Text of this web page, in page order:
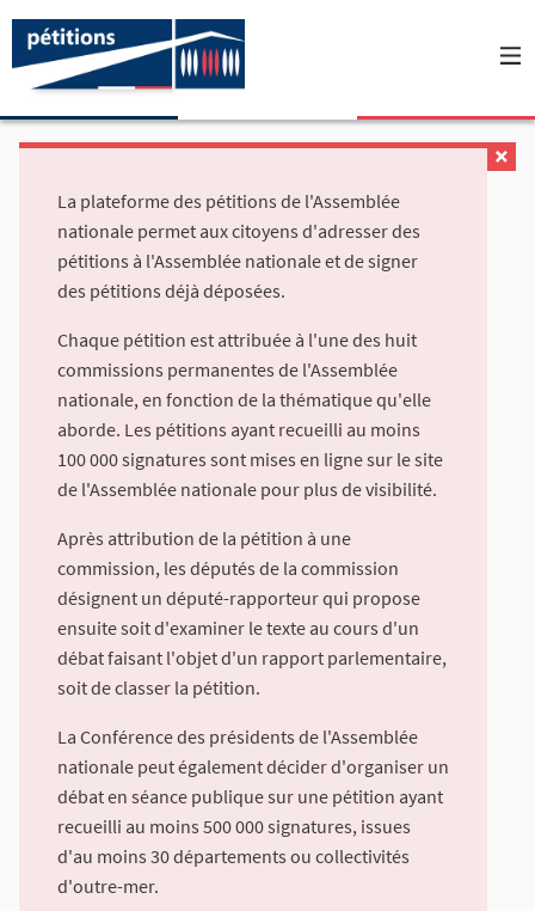
La plateforme des pétitions de l'Assemblée
nationale permet aux citoyens d'adresser des
pétitions à l'Assemblée nationale et de signer
des pétitions déjà déposées.
Chaque pétition est attribuée à l'une des huit
commissions permanentes de l'Assemblée
nationale, en fonction de la thématique qu'elle
aborde. Les pétitions ayant recueilli au moins
100 000 signatures sont mises en ligne sur le site
de l'Assemblée nationale pour plus de visibilité.
Après attribution de la pétition à une
commission, les députés de la commission
désignent un député-rapporteur qui propose
ensuite soit d'examiner le texte au cours d'un
débat faisant l'objet d'un rapport parlementaire,
soit de classer la pétition.
La Conférence des présidents de l'Assemblée
nationale peut également décider d'organiser un
débat en séance publique sur une pétition ayant
recueilli au moins 500 000 signatures, issues
d'au moins 30 départements ou collectivités
d'outre-mer.